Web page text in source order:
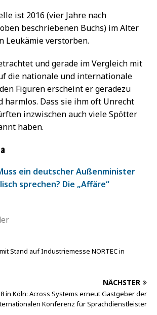
ist 2016 (vier Jahre nach
beschriebenen Buchs) im Alter
Leukämie verstorben.
und gerade im Vergleich mit
die nationale und internationale
Figuren erscheint er geradezu
harmlos. Dass sie ihm oft Unrecht
inzwischen auch viele Spötter
haben.
ein deutscher Außenminister
sprechen? Die „Affäre“
Stand auf Industriemesse NORTEC in
NÄCHSTER
in Köln: Across Systems erneut Gastgeber der
Konferenz für Sprachdienstleister